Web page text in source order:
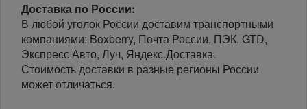
Доставка по России:
В любой уголок России доставим транспортными
компаниями: Boxberry, Почта России, ПЭК, GTD,
Экспресс Авто, Луч, Яндекс.Доставка.
Стоимость доставки в разные регионы России
может отличаться.